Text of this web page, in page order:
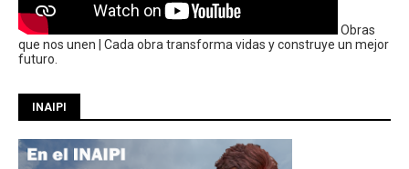
Obras
que nos unen | Cada obra transforma vidas y construye un mejor
futuro.
INAIPI